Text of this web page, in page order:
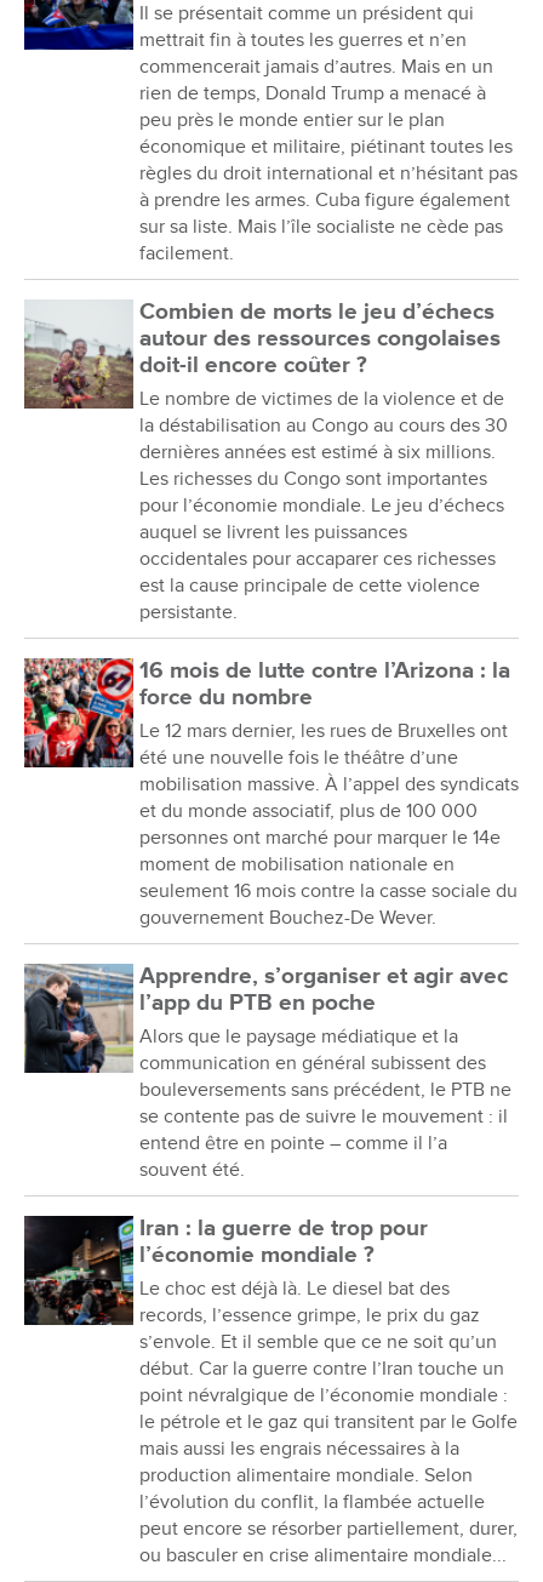
Il se présentait comme un président qui
mettrait fin à toutes les guerres et n’en
commencerait jamais d’autres. Mais en un
rien de temps, Donald Trump a menacé à
peu près le monde entier sur le plan
économique et militaire, piétinant toutes les
règles du droit international et n’hésitant pas
à prendre les armes. Cuba figure également
sur sa liste. Mais l’île socialiste ne cède pas
facilement.
Combien de morts le jeu d’échecs
autour des ressources congolaises
doit-il encore coûter ?
Le nombre de victimes de la violence et de
la déstabilisation au Congo au cours des 30
dernières années est estimé à six millions.
Les richesses du Congo sont importantes
pour l’économie mondiale. Le jeu d’échecs
auquel se livrent les puissances
occidentales pour accaparer ces richesses
est la cause principale de cette violence
persistante.
16 mois de lutte contre l’Arizona : la
force du nombre
Le 12 mars dernier, les rues de Bruxelles ont
été une nouvelle fois le théâtre d’une
mobilisation massive. À l’appel des syndicats
et du monde associatif, plus de 100 000
personnes ont marché pour marquer le 14e
moment de mobilisation nationale en
seulement 16 mois contre la casse sociale du
gouvernement Bouchez-De Wever.
Apprendre, s’organiser et agir avec
l’app du PTB en poche
Alors que le paysage médiatique et la
communication en général subissent des
bouleversements sans précédent, le PTB ne
se contente pas de suivre le mouvement : il
entend être en pointe – comme il l’a
souvent été.
Iran : la guerre de trop pour
l’économie mondiale ?
Le choc est déjà là. Le diesel bat des
records, l’essence grimpe, le prix du gaz
s’envole. Et il semble que ce ne soit qu’un
début. Car la guerre contre l’Iran touche un
point névralgique de l’économie mondiale :
le pétrole et le gaz qui transitent par le Golfe
mais aussi les engrais nécessaires à la
production alimentaire mondiale. Selon
l’évolution du conflit, la flambée actuelle
peut encore se résorber partiellement, durer,
ou basculer en crise alimentaire mondiale...